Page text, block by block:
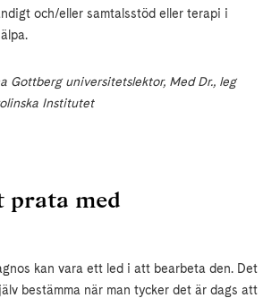
och/eller samtalsstöd eller terapi i
Gottberg universitetslektor, Med Dr., leg
Institutet
prata med
kan vara ett led i att bearbeta den. Det
bestämma när man tycker det är dags att